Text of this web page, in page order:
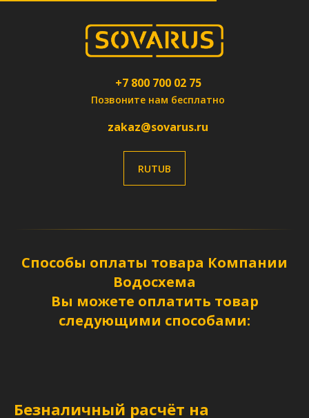
+7 800 700 02 75
Позвоните нам бесплатно
zakaz@sovarus.ru
RUTUB
Способы оплаты товара Компании
Водосхема
Вы можете оплатить товар
следующими способами:
Безналичный расчёт на